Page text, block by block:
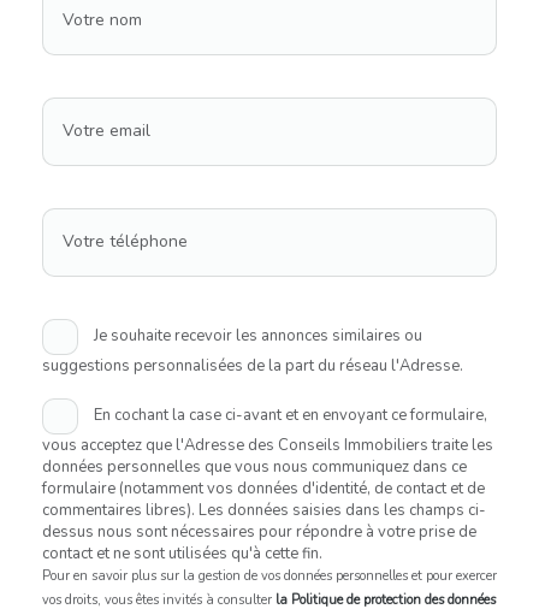
Votre nom
Votre email
Votre téléphone
Je souhaite recevoir les annonces similaires ou
suggestions personnalisées de la part du réseau l'Adresse.
En cochant la case ci-avant et en envoyant ce formulaire,
vous acceptez que l'Adresse des Conseils Immobiliers traite les
données personnelles que vous nous communiquez dans ce
formulaire (notamment vos données d'identité, de contact et de
commentaires libres). Les données saisies dans les champs ci-
dessus nous sont nécessaires pour répondre à votre prise de
contact et ne sont utilisées qu'à cette fin.
Pour en savoir plus sur la gestion de vos données personnelles et pour exercer
vos droits, vous êtes invités à consulter la Politique de protection des données